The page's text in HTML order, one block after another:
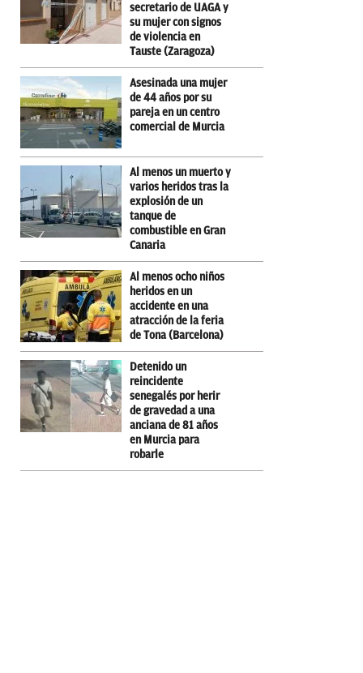
secretario de UAGA y
su mujer con signos
de violencia en
Tauste (Zaragoza)
Asesinada una mujer
de 44 años por su
pareja en un centro
comercial de Murcia
Al menos un muerto y
varios heridos tras la
explosión de un
tanque de
combustible en Gran
Canaria
Al menos ocho niños
heridos en un
accidente en una
atracción de la feria
de Tona (Barcelona)
Detenido un
reincidente
senegalés por herir
de gravedad a una
anciana de 81 años
en Murcia para
robarle